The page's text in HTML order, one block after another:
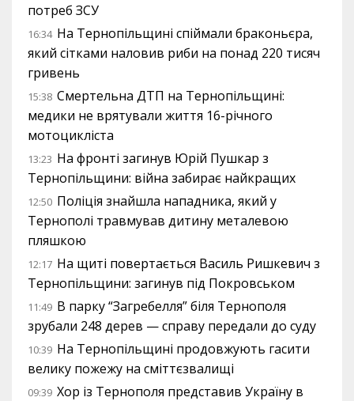
потреб ЗСУ
16:34 На Тернопільщині спіймали браконьєра,
який сітками наловив риби на понад 220 тисяч
гривень
15:38 Смертельна ДТП на Тернопільщині:
медики не врятували життя 16-річного
мотоцикліста
13:23 На фронті загинув Юрій Пушкар з
Тернопільщини: війна забирає найкращих
12:50 Поліція знайшла нападника, який у
Тернополі травмував дитину металевою
пляшкою
12:17 На щиті повертається Василь Ришкевич з
Тернопільщини: загинув під Покровськом
11:49 В парку “Загребелля” біля Тернополя
зрубали 248 дерев — справу передали до суду
10:39 На Тернопільщині продовжують гасити
велику пожежу на сміттєзвалищі
09:39 Хор із Тернополя представив Україну в